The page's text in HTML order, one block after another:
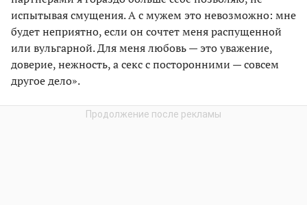
испытывая смущения. А с мужем это невозможно: мне
будет неприятно, если он сочтет меня распущенной
или вульгарной. Для меня любовь — это уважение,
доверие, нежность, а секс с посторонними — совсем
другое дело».